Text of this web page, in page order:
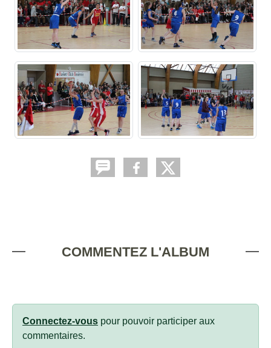
COMMENTEZ L'ALBUM
Connectez-vous pour pouvoir participer aux
commentaires.